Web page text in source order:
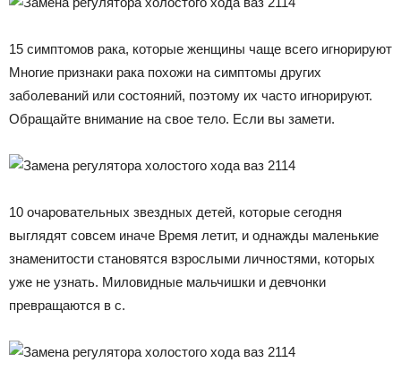
15 симптомов рака, которые женщины чаще всего игнорируют
Многие признаки рака похожи на симптомы других
заболеваний или состояний, поэтому их часто игнорируют.
Обращайте внимание на свое тело. Если вы замети.
10 очаровательных звездных детей, которые сегодня
выглядят совсем иначе Время летит, и однажды маленькие
знаменитости становятся взрослыми личностями, которых
уже не узнать. Миловидные мальчишки и девчонки
превращаются в с.